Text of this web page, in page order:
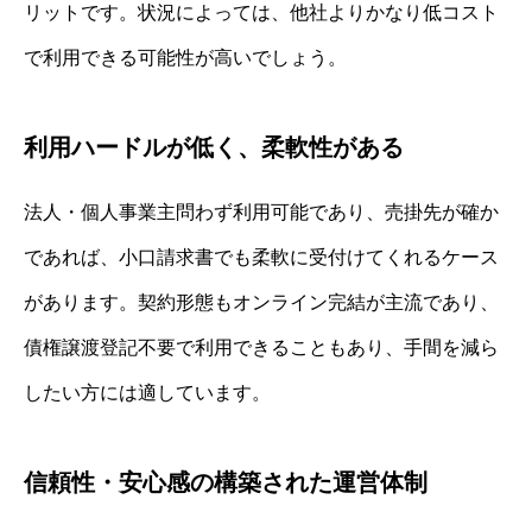
リットです。状況によっては、他社よりかなり低コスト
で利用できる可能性が高いでしょう。
利用ハードルが低く、柔軟性がある
法人・個人事業主問わず利用可能であり、売掛先が確か
であれば、小口請求書でも柔軟に受付けてくれるケース
があります。契約形態もオンライン完結が主流であり、
債権譲渡登記不要で利用できることもあり、手間を減ら
したい方には適しています。
信頼性・安心感の構築された運営体制